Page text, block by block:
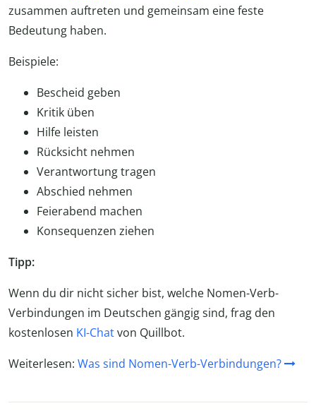
zusammen auftreten und gemeinsam eine feste
Bedeutung haben.
Beispiele:
Bescheid geben
Kritik üben
Hilfe leisten
Rücksicht nehmen
Verantwortung tragen
Abschied nehmen
Feierabend machen
Konsequenzen ziehen
Tipp:
Wenn du dir nicht sicher bist, welche Nomen-Verb-
Verbindungen im Deutschen gängig sind, frag den
kostenlosen KI-Chatvon Quillbot.
Weiterlesen: Was sind Nomen-Verb-Verbindungen?